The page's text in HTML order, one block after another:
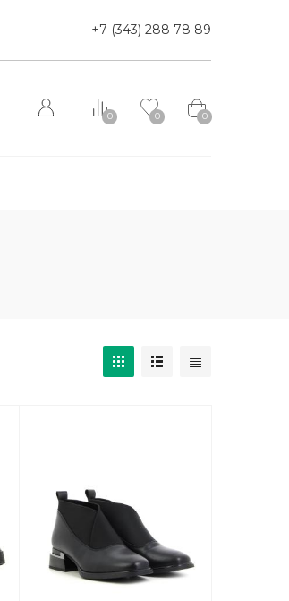
+7 (343) 288 78 89
0 0 0